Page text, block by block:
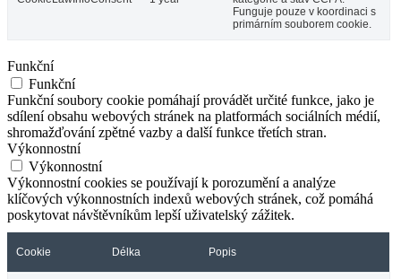
Funguje pouze v koordinaci s
primárním souborem cookie.
Funkční
Funkční
Funkční soubory cookie pomáhají provádět určité funkce, jako je
sdílení obsahu webových stránek na platformách sociálních médií,
shromažďování zpětné vazby a další funkce třetích stran.
Výkonnostní
Výkonnostní
Výkonnostní cookies se používají k porozumění a analýze
klíčových výkonnostních indexů webových stránek, což pomáhá
poskytovat návštěvníkům lepší uživatelský zážitek.
Cookie Délka Popis